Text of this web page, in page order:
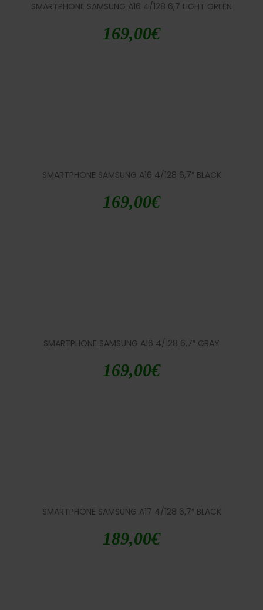
SMARTPHONE SAMSUNG A16 4/128 6,7 LIGHT GREEN
169,00€
SMARTPHONE SAMSUNG A16 4/128 6,7″ BLACK
169,00€
SMARTPHONE SAMSUNG A16 4/128 6,7″ GRAY
169,00€
SMARTPHONE SAMSUNG A17 4/128 6,7″ BLACK
189,00€